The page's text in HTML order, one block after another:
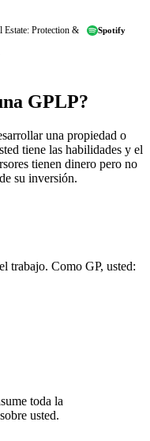
Estate: Protection &
Spotify
GPLP?
una propiedad o
tiene las habilidades y el
tienen dinero pero no
su inversión.
trabajo. Como GP, usted:
toda la
usted.